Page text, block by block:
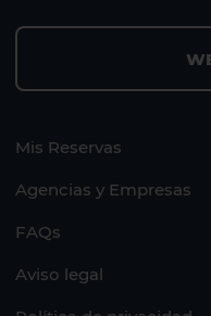
Mis Reservas
Agencias y Empresas
FAQs
Aviso legal